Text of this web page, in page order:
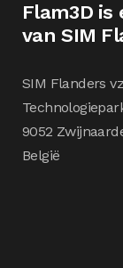
Flam3D
van SIM
SIM Flanders
9052
België